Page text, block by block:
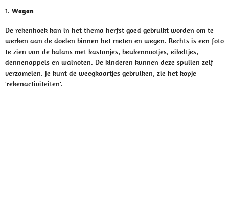
1. Wegen
De rekenhoek kan in het thema herfst goed gebruikt worden om te
werken aan de doelen binnen het meten en wegen. Rechts is een foto
te zien van de balans met kastanjes, beukennootjes, eikeltjes,
dennenappels en walnoten. De kinderen kunnen deze spullen zelf
verzamelen. Je kunt de weegkaartjes gebruiken, zie het kopje
'rekenactiviteiten'.